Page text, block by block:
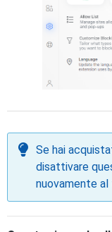
Se hai
disattivare
nuovamente